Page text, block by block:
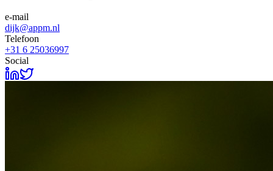
e-mail
dijk@appm.nl
Telefoon
+31 6 25036997
Social